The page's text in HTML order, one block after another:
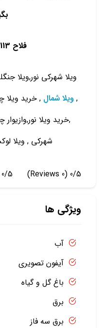
فلاح 09117734113
ویلا شهرکی نور,ویلا
, ویلا شمال , خرید ویلا
,خرید ویلا
شهرکی , ویلا
0/5
(0 Reviews)
0/5
ویژگی ها
آب
آیفون تصویری
باغ گل و گیاه
برق
برق سه فاز